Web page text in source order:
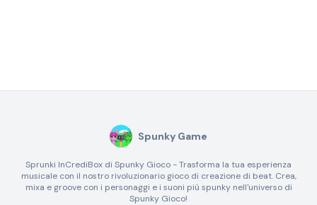
Spunky Game
Sprunki InCrediBox di Spunky Gioco - Trasforma la tua esperienza
musicale con il nostro rivoluzionario gioco di creazione di beat. Crea,
mixa e groove con i personaggi e i suoni più spunky nell'universo di
Spunky Gioco!